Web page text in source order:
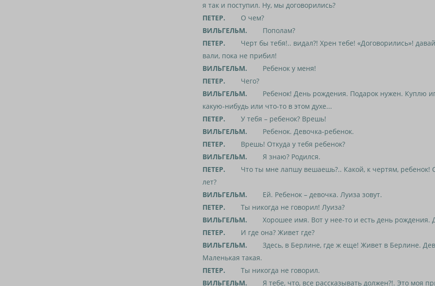
я так и поступил. Ну, мы договорились?
ПЕТЕР. О чем?
ВИЛЬГЕЛЬМ. Пополам?
ПЕТЕР. Черт бы тебя!.. видал?! Хрен тебе! «Договорились»!
вали, пока не прибил!
ВИЛЬГЕЛЬМ. Ребенок у меня!
ПЕТЕР. Чего?
ВИЛЬГЕЛЬМ. Ребенок! День рождения. Подарок нужен. Куплю
какую-нибудь или что-то в этом духе...
ПЕТЕР. У тебя – ребенок? Врешь!
ВИЛЬГЕЛЬМ. Ребенок. Девочка-ребенок.
ПЕТЕР. Врешь! Откуда у тебя ребенок?
ВИЛЬГЕЛЬМ. Я знаю? Родился.
ПЕТЕР. Что ты мне лапшу вешаешь?.. Какой, к чертям, ребенок!
лет?
ВИЛЬГЕЛЬМ. Ей. Ребенок – девочка. Луиза зовут.
ПЕТЕР. Ты никогда не говорил! Луиза?
ВИЛЬГЕЛЬМ. Хорошее имя. Вот у нее-то и есть день рождения.
ПЕТЕР. И где она? Живет где?
ВИЛЬГЕЛЬМ. Здесь, в Берлине, где ж еще! Живет в Берлине.
Маленькая такая.
ПЕТЕР. Ты никогда не говорил.
ВИЛЬГЕЛЬМ. Я тебе, что, все рассказывать должен?!. Это моя